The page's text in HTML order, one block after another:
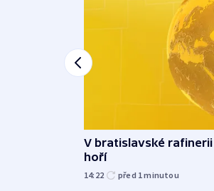
V bratislavské
hoří
14:22 před 1minutou